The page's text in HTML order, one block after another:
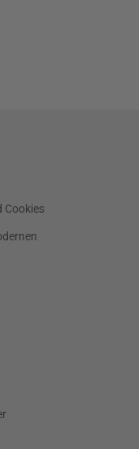
Cookies